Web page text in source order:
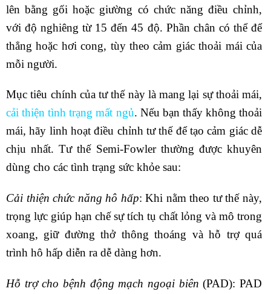
lên bằng gối hoặc giường có chức năng điều chỉnh,
với độ nghiêng từ 15 đến 45 độ. Phần chân có thể để
thẳng hoặc hơi cong, tùy theo cảm giác thoải mái của
mỗi người.
Mục tiêu chính của tư thế này là mang lại sự thoải mái,
cải thiện tình trạng mất ngủ. Nếu bạn thấy không thoải
mái, hãy linh hoạt điều chỉnh tư thế để tạo cảm giác dễ
chịu nhất. Tư thế Semi-Fowler thường được khuyên
dùng cho các tình trạng sức khỏe sau:
Cải thiện chức năng hô hấp: Khi nằm theo tư thế này,
trọng lực giúp hạn chế sự tích tụ chất lỏng và mô trong
xoang, giữ đường thở thông thoáng và hỗ trợ quá
trình hô hấp diễn ra dễ dàng hơn.
Hỗ trợ cho bệnh động mạch ngoại biên (PAD): PAD